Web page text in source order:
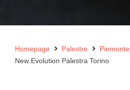
Homepage Palestre
Piemonte
New Evolution Palestra Torino